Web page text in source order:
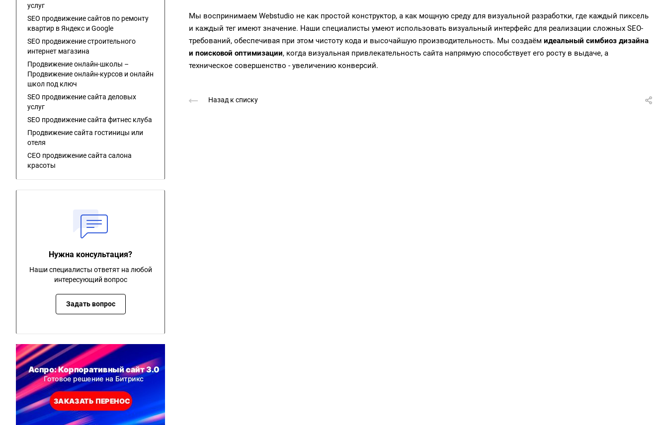
Мы воспринимаем Webstudio не как простой конструктор, а как мощную среду для визуальной разработки, где каждый пиксель
и каждый тег имеют значение. Наши специалисты умеют использовать визуальный интерфейс для реализации сложных SEO-
требований, обеспечивая при этом чистоту кода и высочайшую производительность. Мы создаём идеальный симбиоз дизайна
и поисковой оптимизации, когда визуальная привлекательность сайта напрямую способствует его росту в выдаче, а
техническое совершенство - увеличению конверсий.
Назад к списку
услуг
SEO продвижение сайтов по ремонту
квартир в Яндекс и Google
SEO продвижение строительного
интернет магазина
Продвижение онлайн-школы –
Продвижение онлайн-курсов и онлайн
школ под ключ
SEO продвижение сайта деловых
услуг
SEO продвижение сайта фитнес клуба
Продвижение сайта гостиницы или
отеля
СЕО продвижение сайта салона
красоты
Нужна консультация?
Наши специалисты ответят на любой
интересующий вопрос
Задать вопрос